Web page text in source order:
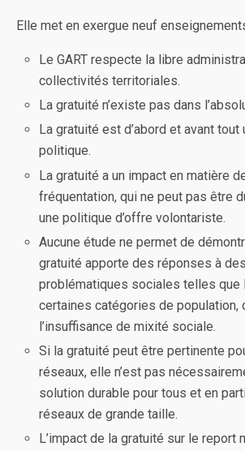
Elle met en exergue neuf
Le GART respecte la libre
collectivités territoriales.
La gratuité n’existe pas dans
La gratuité est d’abord et avant tout
politique.
La gratuité a un impact en matière
fréquentation, qui ne peut pas être
une politique d’offre volontariste.
Aucune étude ne permet de
gratuité apporte des réponses à des
problématiques sociales telles que
certaines catégories de population,
l’insuffisance de mixité sociale.
Si la gratuité peut être pertinente
réseaux, elle n’est pas
solution durable pour tous et en
réseaux de grande taille.
L’impact de la gratuité sur le report